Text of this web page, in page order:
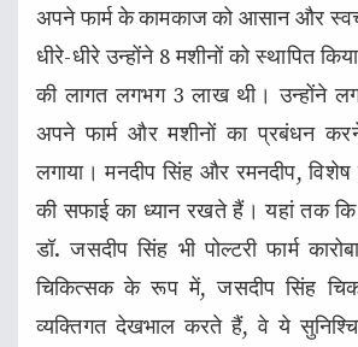
अपने फार्म के कामकाज को आसान और
धीरे-धीरे उन्होंने 8 मशीनों को स्थापित
की लागत लगभग 3 लाख थी। उन्होंने
अपने फार्म और मशीनों का प्रबंधन
लगाया। मनदीप सिंह और रमनदीप, विशेष
की सफाई का ध्यान रखते हैं। यहां तक
डॉ. जसदीप सिंह भी पोल्टरी फार्म
चिकित्सक के रूप में, जसदीप सिंह
व्यक्तिगत देखभाल करते हैं, वे ये